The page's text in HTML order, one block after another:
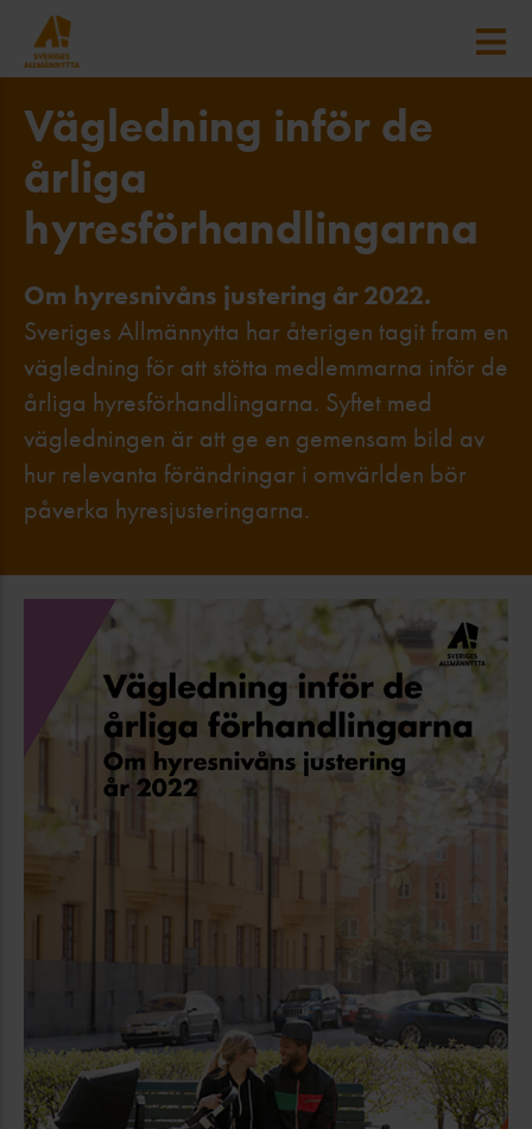
Vägledning inför de
årliga
hyresförhandlingarna
Om hyresnivåns justering år 2022.
Sveriges Allmännytta har återigen tagit fram en
vägledning för att stötta medlemmarna inför de
årliga hyresförhandlingarna. Syftet med
vägledningen är att ge en gemensam bild av
hur relevanta förändringar i omvärlden bör
påverka hyresjusteringarna.